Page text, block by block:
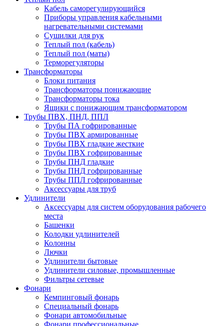
Кабель саморегулирующийся
Приборы управления кабельными
нагревательными системами
Сушилки для рук
Теплый пол (кабель)
Теплый пол (маты)
Терморегуляторы
Трансформаторы
Блоки питания
Трансформаторы понижающие
Трансформаторы тока
Ящики с понижающим трансформатором
Трубы ПВХ, ПНД, ППЛ
Трубы ПА гофрированные
Трубы ПВХ армированные
Трубы ПВХ гладкие жесткие
Трубы ПВХ гофрированные
Трубы ПНД гладкие
Трубы ПНД гофрированные
Трубы ППЛ гофрированные
Аксессуары для труб
Удлинители
Аксессуары для систем оборудования рабочего
места
Башенки
Колодки удлинителей
Колонны
Лючки
Удлинители бытовые
Удлинители силовые, промышленные
Фильтры сетевые
Фонари
Кемпинговый фонарь
Специальный фонарь
Фонари автомобильные
Фонари профессиональные